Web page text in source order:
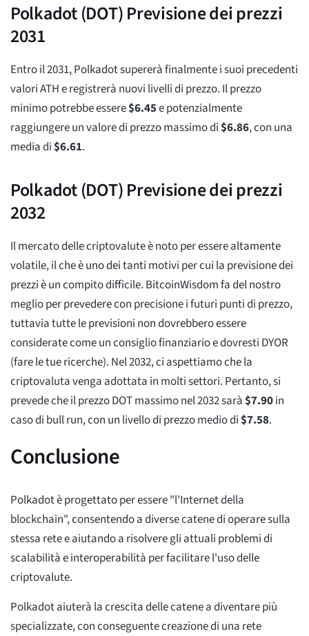
Polkadot (DOT) Previsione dei prezzi
2031
Entro il 2031, Polkadot supererà finalmente i suoi precedenti
valori ATH e registrerà nuovi livelli di prezzo. Il prezzo
minimo potrebbe essere$6.45e potenzialmente
raggiungere un valore di prezzo massimo di$6.86, con una
media di$6.61.
Polkadot (DOT) Previsione dei prezzi
2032
Il mercato delle criptovalute è noto per essere altamente
volatile, il che è uno dei tanti motivi per cui la previsione dei
prezzi è un compito difficile. BitcoinWisdom fa del nostro
meglio per prevedere con precisione i futuri punti di prezzo,
tuttavia tutte le previsioni non dovrebbero essere
considerate come un consiglio finanziario e dovresti DYOR
(fare le tue ricerche). Nel 2032, ci aspettiamo che la
criptovaluta venga adottata in molti settori. Pertanto, si
prevede che il prezzo DOT massimo nel 2032 sarà$7.90in
caso di bull run, con un livello di prezzo medio di$7.58.
Conclusione
Polkadot è progettato per essere "l'Internet della
blockchain", consentendo a diverse catene di operare sulla
stessa rete e aiutando a risolvere gli attuali problemi di
scalabilità e interoperabilità per facilitare l'uso delle
criptovalute.
Polkadot aiuterà la crescita delle catene a diventare più
specializzate, con conseguente creazione di una rete